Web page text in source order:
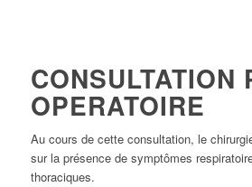
CONSULTATION
OPERATOIRE
Au cours de cette consultation, le
sur la présence de symptômes
thoraciques.